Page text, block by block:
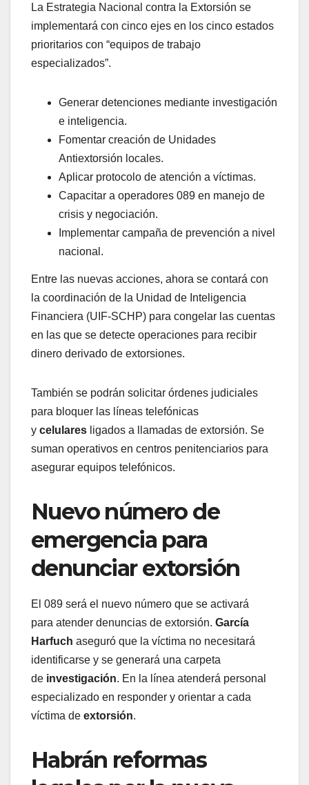
La Estrategia Nacional contra la Extorsión se
implementará con cinco ejes en los cinco estados
prioritarios con “equipos de trabajo
especializados”.
Generar detenciones mediante investigación
e inteligencia.
Fomentar creación de Unidades
Antiextorsión locales.
Aplicar protocolo de atención a víctimas.
Capacitar a operadores 089 en manejo de
crisis y negociación.
Implementar campaña de prevención a nivel
nacional.
Entre las nuevas acciones, ahora se contará con
la coordinación de la Unidad de Inteligencia
Financiera (UIF-SCHP) para congelar las cuentas
en las que se detecte operaciones para recibir
dinero derivado de extorsiones.
También se podrán solicitar órdenes judiciales
para bloquer las líneas telefónicas
y celulares ligados a llamadas de extorsión. Se
suman operativos en centros penitenciarios para
asegurar equipos telefónicos.
Nuevo número de
emergencia para
denunciar extorsión
El 089 será el nuevo número que se activará
para atender denuncias de extorsión. García
Harfuch aseguró que la víctima no necesitará
identificarse y se generará una carpeta
de investigación. En la línea atenderá personal
especializado en responder y orientar a cada
víctima de extorsión.
Habrán reformas